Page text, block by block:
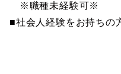
※職種未経験可※
■社会人経験をお持ちの